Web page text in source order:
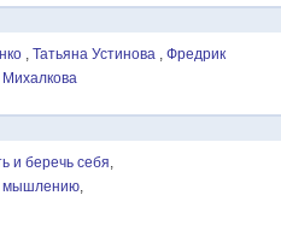
Татьяна Устинова
Фредрик
и беречь себя
мышлению